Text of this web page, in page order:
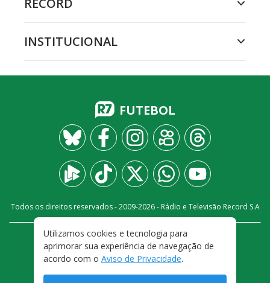
RECORD
INSTITUCIONAL
FUTEBOL
Todos os direitos reservados - 2009-2026- Rádio e Televisão Record S.A
FALE CONOSCO
PRIVACIDADE
TERMOS E CONDIÇÕES DE USO
Utilizamos cookies e tecnologia para
aprimorar sua experiência de navegação de
acordo com o Aviso de Privacidade.